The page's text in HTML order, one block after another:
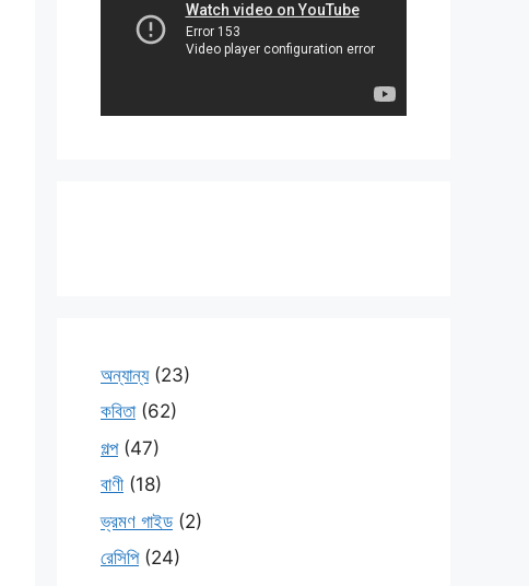
অন্যান্য(23)
কবিতা(62)
গল্প(47)
বাণী (18)
ভ্রমণ গাইড (2)
রেসিপি(24)